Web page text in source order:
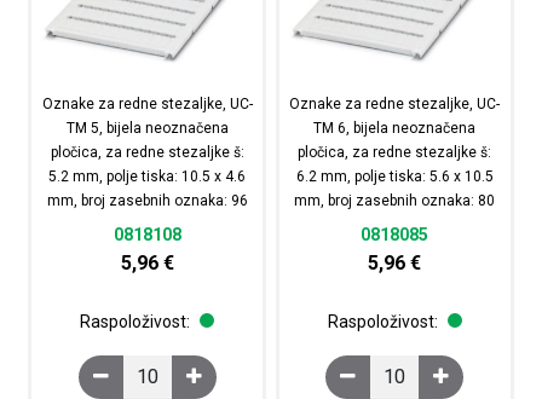
Oznake za redne stezaljke, UC-
TM 5, bijela neoznačena
pločica, za redne stezaljke š:
5.2 mm, polje tiska: 10.5 x 4.6
mm, broj zasebnih oznaka: 96
0818108
5,96 €
Raspoloživost:
Oznake za redne stezaljke, UC-TM 5, bijela
Oznake za redne stezaljke, UC-
TM 6, bijela neoznačena
pločica, za redne stezaljke š:
6.2 mm, polje tiska: 5.6 x 10.5
mm, broj zasebnih oznaka: 80
0818085
5,96€
Raspoloživost:
Oznake za redne